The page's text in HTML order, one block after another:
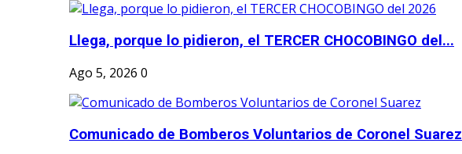
Llega, porque lo pidieron, el TERCER CHOCOBINGO del...
Ago 5, 2026 0
Comunicado de Bomberos Voluntarios de Coronel Suarez